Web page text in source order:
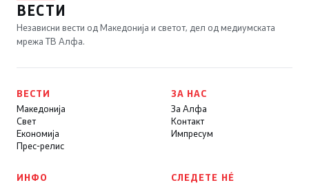
ВЕСТИ
Независни вести од Македонија и светот, дел од медиумската
мрежа ТВ Алфа.
ВЕСТИ
Македонија
Свет
Економија
Прес-релис
ЗА НАС
За Алфа
Контакт
Импресум
ИНФО
СЛЕДЕТЕ НÉ